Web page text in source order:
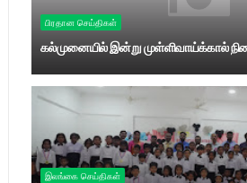
பிரதான செய்திகள்
கல்முனையில் இன்று முள்ளிவாய்க்கால்
இலங்கை செய்திகள்